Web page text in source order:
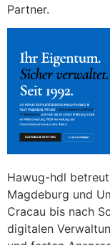
Partner.
Hawug-hdl
Magdeburg und
Cracau bis nach
digitalen